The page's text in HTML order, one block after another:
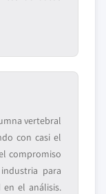
vertebral
con casi el
compromiso
para
el análisis.